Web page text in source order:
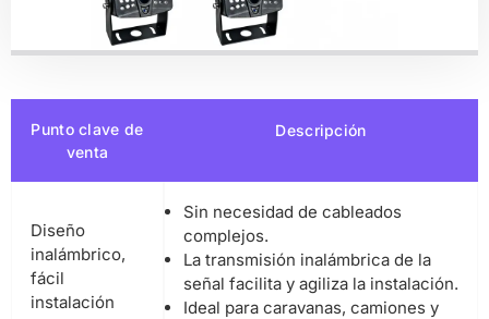
Punto clave de
venta
Descripción
Diseño
inalámbrico,
fácil
instalación
Sin necesidad de cableados
complejos.
La transmisión inalámbrica de la
señal facilita y agiliza la instalación.
Ideal para caravanas, camiones y